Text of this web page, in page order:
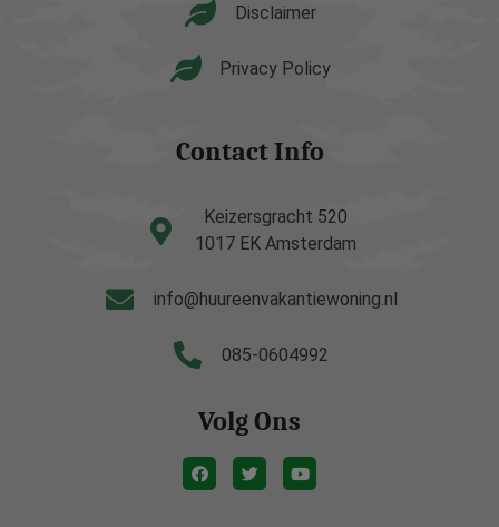
Disclaimer
Privacy Policy
Contact Info
Keizersgracht 520
1017 EK Amsterdam
info@huureenvakantiewoning.nl
085-0604992
Volg Ons